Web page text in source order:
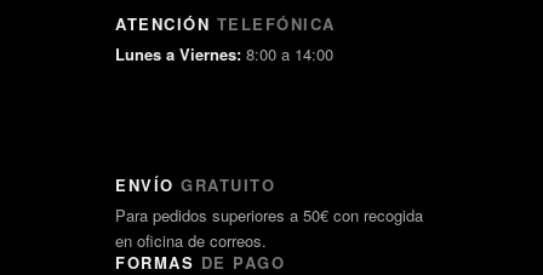
ATENCIÓN TELEFÓNICA
Lunes a Viernes: 8:00 a 14:00
ENVÍO GRATUITO
Para pedidos superiores a 50€ con recogida
en oficina de correos.
FORMAS DE PAGO